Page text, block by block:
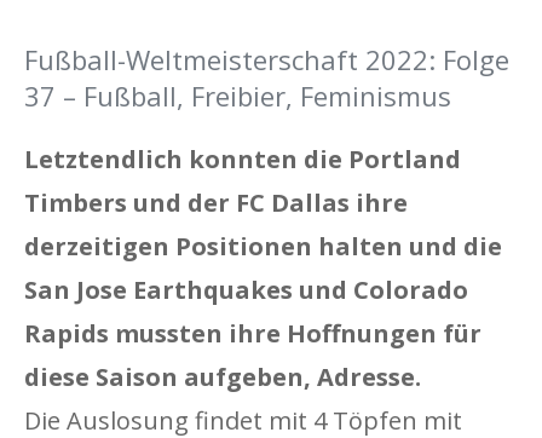
Fußball-Weltmeisterschaft 2022: Folge
37 – Fußball, Freibier, Feminismus
Letztendlich konnten die Portland
Timbers und der FC Dallas ihre
derzeitigen Positionen halten und die
San Jose Earthquakes und Colorado
Rapids mussten ihre Hoffnungen für
diese Saison aufgeben, Adresse.
Die Auslosung findet mit 4 Töpfen mit